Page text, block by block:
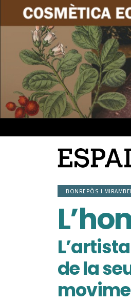
BONREPÒS I
de la